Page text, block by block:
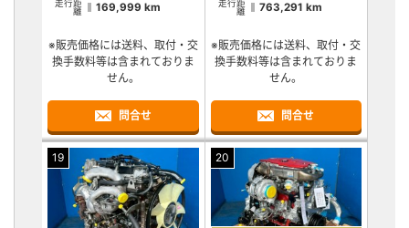
走行距
離
169,999 km
※販売価格には送料、取付・交
換手数料等は含まれておりま
せん。
問合せ
走行距
離
763,291 km
※販売価格には送料、取付・交
換手数料等は含まれておりま
せん。
問合せ
19 20